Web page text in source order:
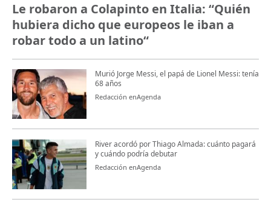
Le robaron a Colapinto en Italia: “Quién
hubiera dicho que europeos le iban a
robar todo a un latino“
Murió Jorge Messi, el papá de Lionel Messi: tenía
68 años
Redacción enAgenda
River acordó por Thiago Almada: cuánto pagará
y cuándo podría debutar
Redacción enAgenda